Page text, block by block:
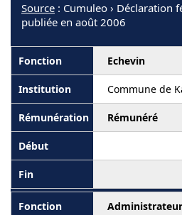
Source : Cumuleo › Déclaration
publiée en août 2006
Echevin
Commune de
Rémunéré
Administrateur